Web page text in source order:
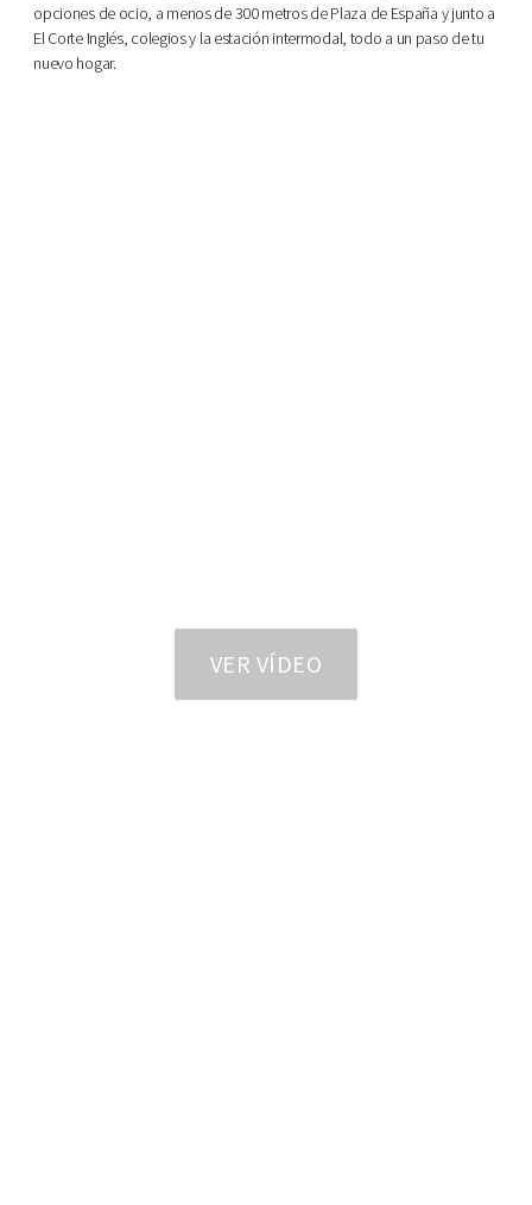
opciones de ocio, a menos de 300 metros de Plaza de España y junto a
El Corte Inglés, colegios y la estación intermodal, todo a un paso de tu
nuevo hogar.
VER VÍDEO